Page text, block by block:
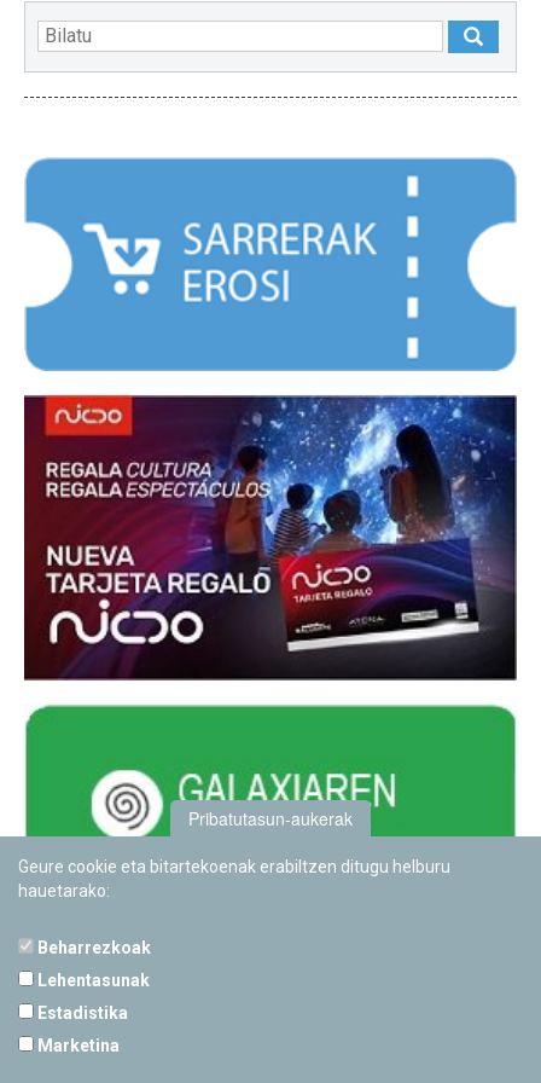
Pribatutasun-aukerak
Geure cookie eta bitartekoenak erabiltzen ditugu helburu
hauetarako:
Beharrezkoak
Lehentasunak
Estadistika
Marketina